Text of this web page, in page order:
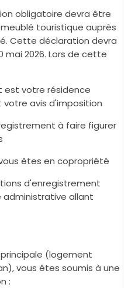
obligatoire devra être
touristique auprès
Cette déclaration devra
mai 2026. Lors de cette
est votre résidence
votre avis d'imposition
à faire figurer
êtes en copropriété
d'enregistrement
administrative allant
(logement
vous êtes soumis à une
: